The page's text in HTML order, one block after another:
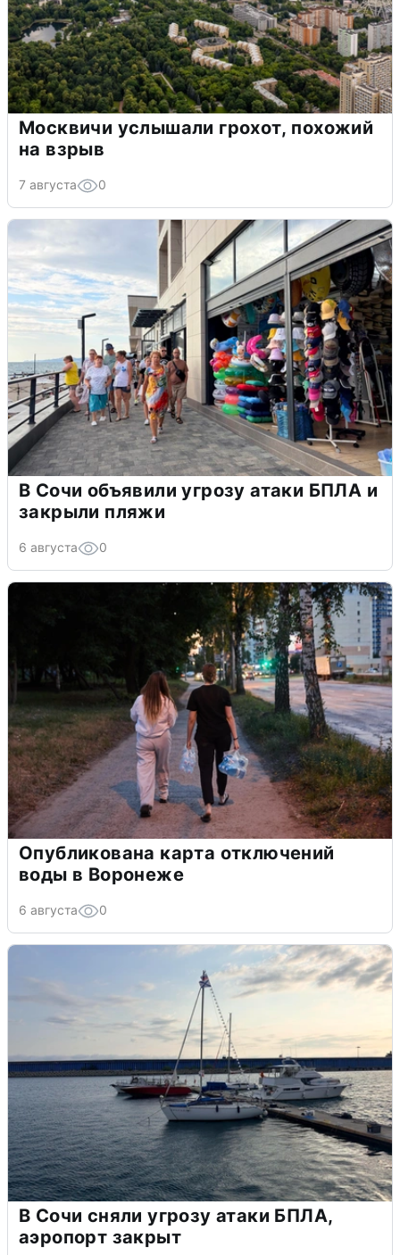
Москвичи услышали грохот, похожий
на взрыв
7 августа 0
В Сочи объявили угрозу атаки БПЛА и
закрыли пляжи
6 августа 0
Опубликована карта отключений
воды в Воронеже
6 августа 0
В Сочи сняли угрозу атаки БПЛА,
аэропорт закрыт